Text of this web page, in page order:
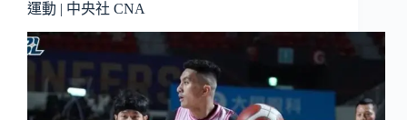
運動 | 中央社 CNA